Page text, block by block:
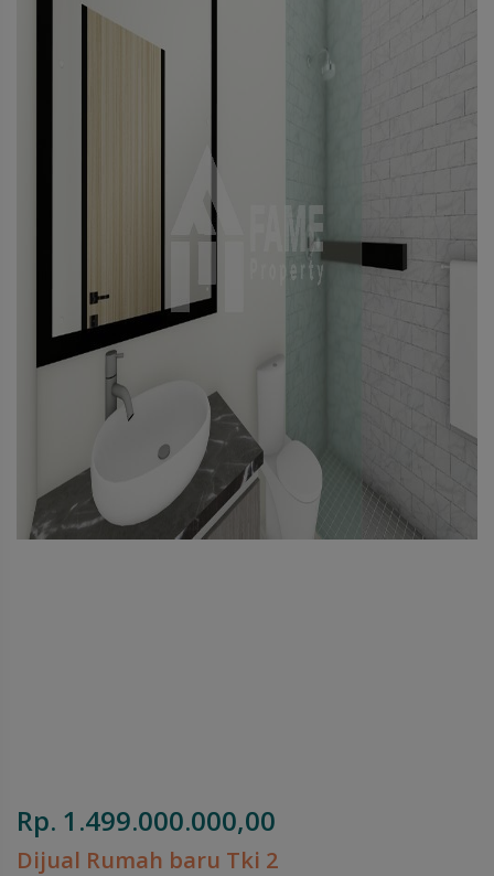
Rp. 1.499.000.000,00
Dijual Rumah baru Tki 2